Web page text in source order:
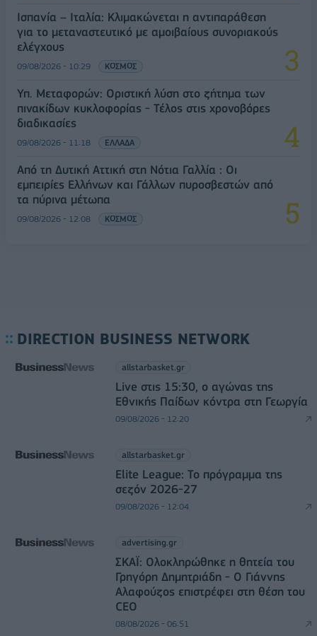
Ισπανία – Ιταλία: Κλιμακώνεται η αντιπαράθεση
για το μεταναστευτικό με αμοιβαίους συνοριακούς
ελέγχους
09/08/2026 - 10:29 ΚΟΣΜΟΣ
Υπ. Μεταφορών: Οριστική λύση στο ζήτημα των
πινακίδων κυκλοφορίας - Τέλος στις χρονοβόρες
διαδικασίες
09/08/2026 - 11:18 ΕΛΛΑΔΑ
Από τη Δυτική Αττική στη Νότια Γαλλία : Οι
εμπειρίες Ελλήνων και Γάλλων πυροσβεστών από
τα πύρινα μέτωπα
09/08/2026 - 12:08 ΚΟΣΜΟΣ
DIRECTION BUSINESS NETWORK
allstarbasket.gr
Live στις 15:30, ο αγώνας της
Εθνικής Παίδων κόντρα στη Γεωργία
09/08/2026 - 12:20
allstarbasket.gr
Elite League: Το πρόγραμμα της
σεζόν 2026-27
09/08/2026 - 12:04
advertising.gr
ΣΚΑΪ: Ολοκληρώθηκε η θητεία του
Γρηγόρη Δημητριάδη - Ο Γιάννης
Αλαφούζος επιστρέφει στη θέση του
CEO
08/08/2026 - 06:51